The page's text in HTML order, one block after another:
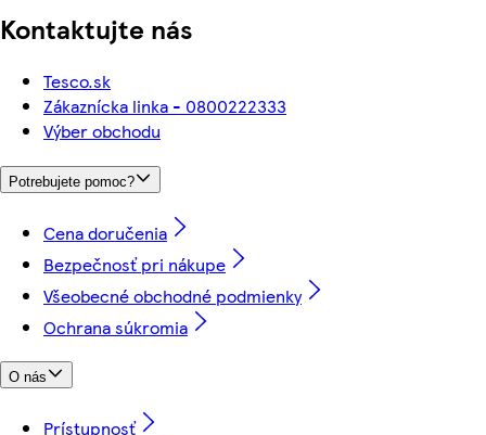
Kontaktujte nás
Tesco.sk
Zákaznícka linka - 0800222333
Výber obchodu
Potrebujete pomoc?
Cena doručenia
Bezpečnosť pri nákupe
Všeobecné obchodné podmienky
Ochrana súkromia
O nás
Prístupnosť